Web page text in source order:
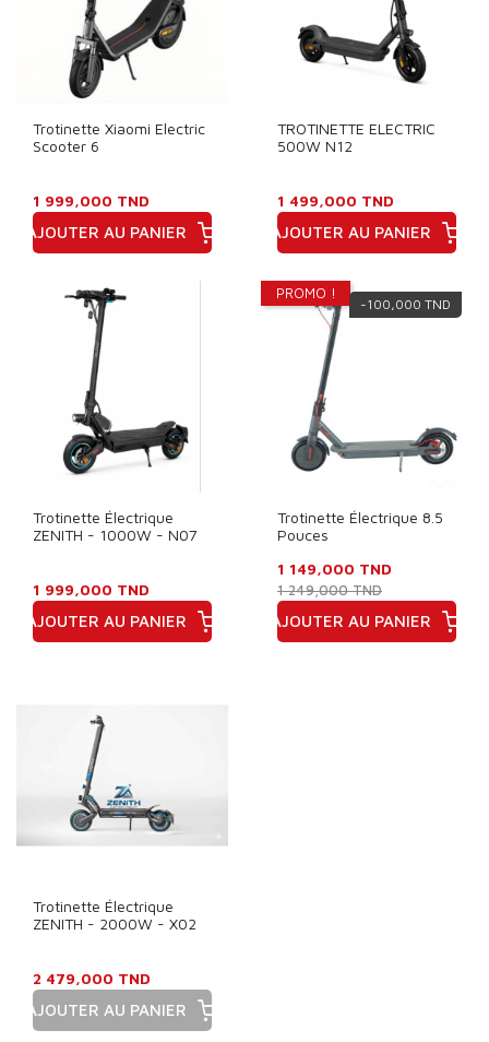
Trotinette Xiaomi Electric
Scooter 6
1 999,000 TND
AJOUTER AU PANIER
TROTINETTE ELECTRIC
500W N12
1 499,000 TND
AJOUTER AU PANIER
Trotinette Électrique
ZENITH - 1000W - N07
1 999,000 TND
AJOUTER AU PANIER
PROMO !
-100,000 TND
Trotinette Électrique 8.5
Pouces
1 149,000 TND
1 249,000 TND
AJOUTER AU PANIER
Trotinette Électrique
ZENITH - 2000W - X02
2 479,000 TND
AJOUTER AU PANIER